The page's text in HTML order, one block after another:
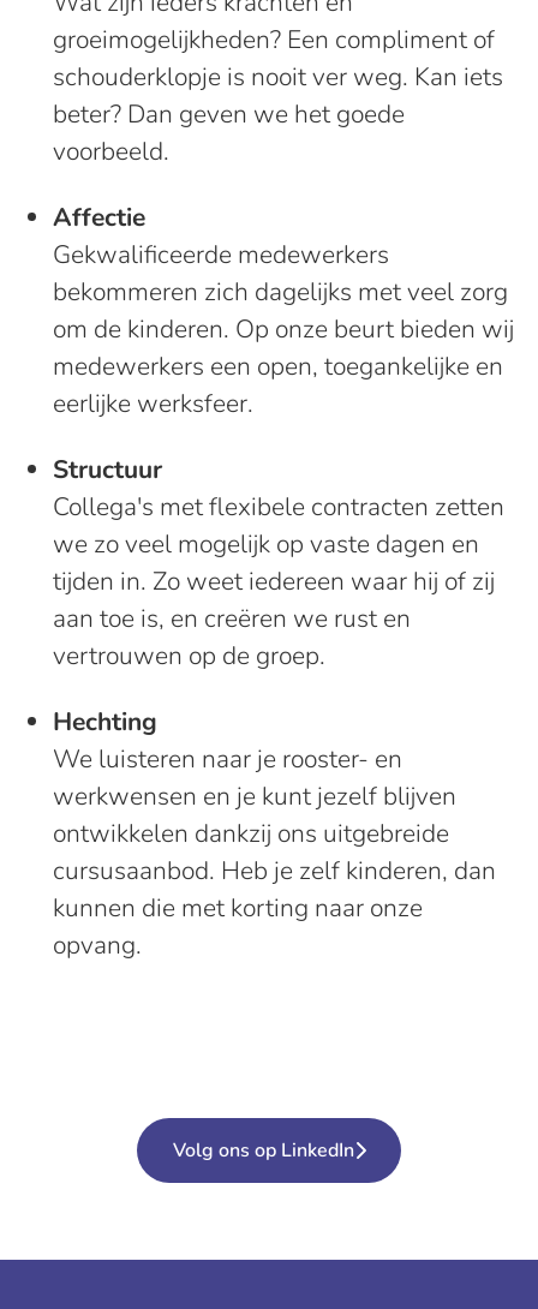
groeimogelijkheden? Een compliment of
schouderklopje is nooit ver weg. Kan iets
beter? Dan geven we het goede
voorbeeld.
Affectie
Gekwalificeerde medewerkers
bekommeren zich dagelijks met veel zorg
om de kinderen. Op onze beurt bieden wij
medewerkers een open, toegankelijke en
eerlijke werksfeer.
Structuur
Collega's met flexibele contracten zetten
we zo veel mogelijk op vaste dagen en
tijden in. Zo weet iedereen waar hij of zij
aan toe is, en creëren we rust en
vertrouwen op de groep.
Hechting
We luisteren naar je rooster- en
werkwensen en je kunt jezelf blijven
ontwikkelen dankzij ons uitgebreide
cursusaanbod. Heb je zelf kinderen, dan
kunnen die met korting naar onze
opvang.
Volg ons op LinkedIn